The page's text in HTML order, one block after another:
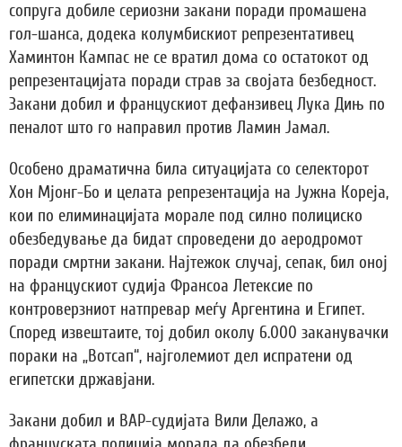
сопруга добиле сериозни закани поради промашена
гол-шанса, додека колумбискиот репрезентативец
Хаминтон Кампас не се вратил дома со остатокот од
репрезентацијата поради страв за својата безбедност.
Закани добил и францускиот дефанзивец Лука Дињ по
пеналот што го направил против Ламин Јамал.
Особено драматична била ситуацијата со селекторот
Хон Мјонг-Бо и целата репрезентација на Јужна Кореја,
кои по елиминацијата морале под силно полициско
обезбедување да бидат спроведени до аеродромот
поради смртни закани. Најтежок случај, сепак, бил оној
на францускиот судија Франсоа Летексие по
контроверзниот натпревар меѓу Аргентина и Египет.
Според извештаите, тој добил околу 6.000 заканувачки
пораки на „Вотсап“, најголемиот дел испратени од
египетски државјани.
Закани добил и ВАР-судијата Вили Делажо, а